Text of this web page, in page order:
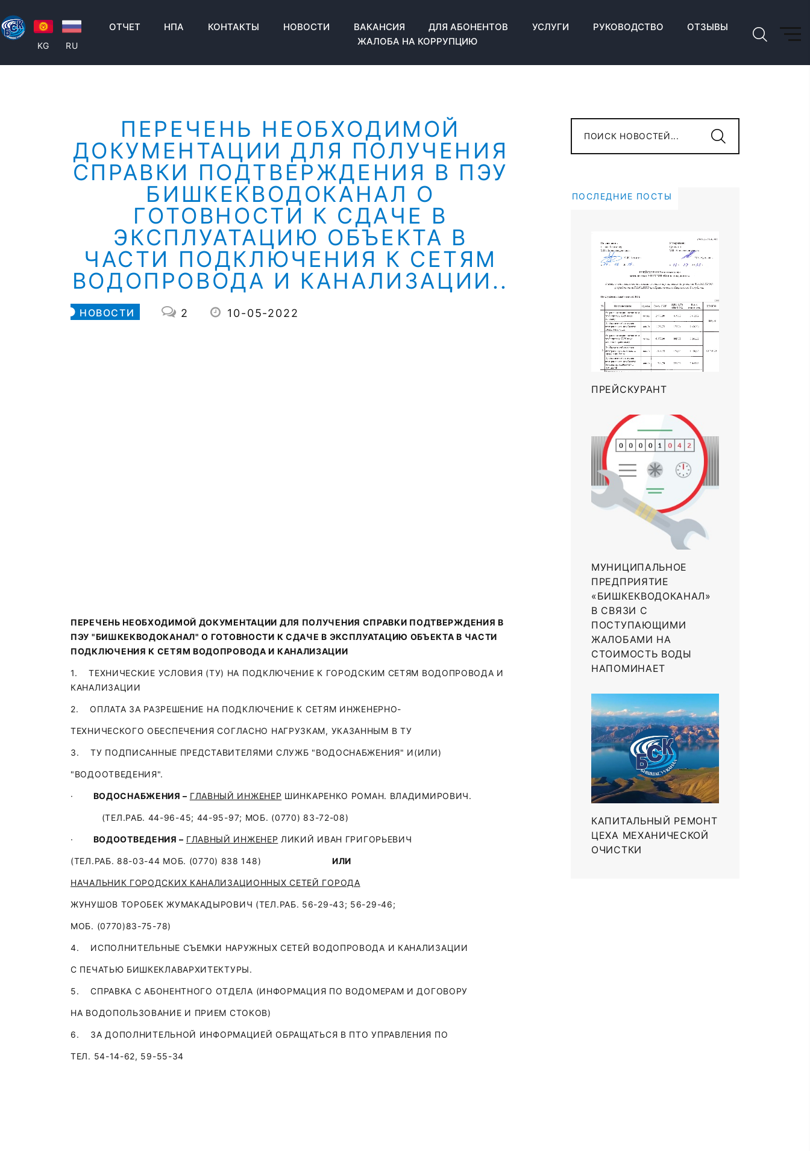
KG RU
ОТЧЕТ НПА КОНТАКТЫ НОВОСТИ ВАКАНСИЯ ДЛЯ АБОНЕНТОВ УСЛУГИ РУКОВОДСТВО
ОТЗЫВЫ
ЖАЛОБА НА КОРРУПЦИЮ
ПЕРЕЧЕНЬ НЕОБХОДИМОЙ
ДОКУМЕНТАЦИИ ДЛЯ ПОЛУЧЕНИЯ
СПРАВКИ ПОДТВЕРЖДЕНИЯ В ПЭУ
БИШКЕКВОДОКАНАЛ О
ГОТОВНОСТИ К СДАЧЕ В
ЭКСПЛУАТАЦИЮ ОБЪЕКТА В
ЧАСТИ ПОДКЛЮЧЕНИЯ К СЕТЯМ
ВОДОПРОВОДА И КАНАЛИЗАЦИИ..
НОВОСТИ 2 10-05-2022
ПЕРЕЧЕНЬ НЕОБХОДИМОЙ ДОКУМЕНТАЦИИ ДЛЯ ПОЛУЧЕНИЯ СПРАВКИ ПОДТВЕРЖДЕНИЯ В
ПЭУ "БИШКЕКВОДОКАНАЛ" О ГОТОВНОСТИ К СДАЧЕ В ЭКСПЛУАТАЦИЮ ОБЪЕКТА В ЧАСТИ
ПОДКЛЮЧЕНИЯ К СЕТЯМ ВОДОПРОВОДА И КАНАЛИЗАЦИИ
1. ТЕХНИЧЕСКИЕ УСЛОВИЯ (ТУ) НА ПОДКЛЮЧЕНИЕ К ГОРОДСКИМ СЕТЯМ ВОДОПРОВОДА И
КАНАЛИЗАЦИИ
2. ОПЛАТА ЗА РАЗРЕШЕНИЕ НА ПОДКЛЮЧЕНИЕ К СЕТЯМ ИНЖЕНЕРНО-
ТЕХНИЧЕСКОГО ОБЕСПЕЧЕНИЯ СОГЛАСНО НАГРУЗКАМ, УКАЗАННЫМ В ТУ
3. ТУ ПОДПИСАННЫЕ ПРЕДСТАВИТЕЛЯМИ СЛУЖБ "ВОДОСНАБЖЕНИЯ" И(ИЛИ)
"ВОДООТВЕДЕНИЯ".
· ВОДОСНАБЖЕНИЯ – ГЛАВНЫЙ ИНЖЕНЕР ШИНКАРЕНКО РОМАН. ВЛАДИМИРОВИЧ.
(ТЕЛ.РАБ. 44-96-45; 44-95-97; МОБ. (0770) 83-72-08)
· ВОДООТВЕДЕНИЯ – ГЛАВНЫЙ ИНЖЕНЕР ЛИКИЙ ИВАН ГРИГОРЬЕВИЧ
(ТЕЛ.РАБ. 88-03-44 МОБ. (0770) 838 148) ИЛИ
НАЧАЛЬНИК ГОРОДСКИХ КАНАЛИЗАЦИОННЫХ СЕТЕЙ ГОРОДА
ЖУНУШОВ ТОРОБЕК ЖУМАКАДЫРОВИЧ (ТЕЛ.РАБ. 56-29-43; 56-29-46;
МОБ. (0770)83-75-78)
4. ИСПОЛНИТЕЛЬНЫЕ СЪЕМКИ НАРУЖНЫХ СЕТЕЙ ВОДОПРОВОДА И КАНАЛИЗАЦИИ
С ПЕЧАТЬЮ БИШКЕКЛАВАРХИТЕКТУРЫ.
5. СПРАВКА С АБОНЕНТНОГО ОТДЕЛА (ИНФОРМАЦИЯ ПО ВОДОМЕРАМ И ДОГОВОРУ
НА ВОДОПОЛЬЗОВАНИЕ И ПРИЕМ СТОКОВ)
6. ЗА ДОПОЛНИТЕЛЬНОЙ ИНФОРМАЦИЕЙ ОБРАЩАТЬСЯ В ПТО УПРАВЛЕНИЯ ПО
ТЕЛ. 54-14-62, 59-55-34
ПОИСК НОВОСТЕЙ...
ПОСЛЕДНИЕ ПОСТЫ
ПРЕЙСКУРАНТ
МУНИЦИПАЛЬНОЕ
ПРЕДПРИЯТИЕ
«БИШКЕКВОДОКАНАЛ»
В СВЯЗИ С
ПОСТУПАЮЩИМИ
ЖАЛОБАМИ НА
СТОИМОСТЬ ВОДЫ
НАПОМИНАЕТ
КАПИТАЛЬНЫЙ РЕМОНТ
ЦЕХА МЕХАНИЧЕСКОЙ
ОЧИСТКИ